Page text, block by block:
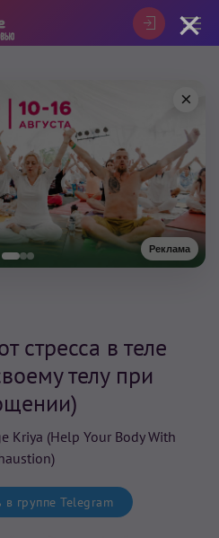
Реклама
×
стресса в теле
телу при
Kriya (Help Your Body With
в группе Telegram
×